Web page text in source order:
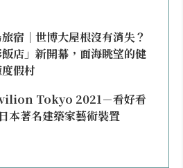
宿｜世博大屋根沒有消失？
店」新開幕，面海眺望的健
假村
Tokyo 2021－看好看
本著名建築家藝術裝置